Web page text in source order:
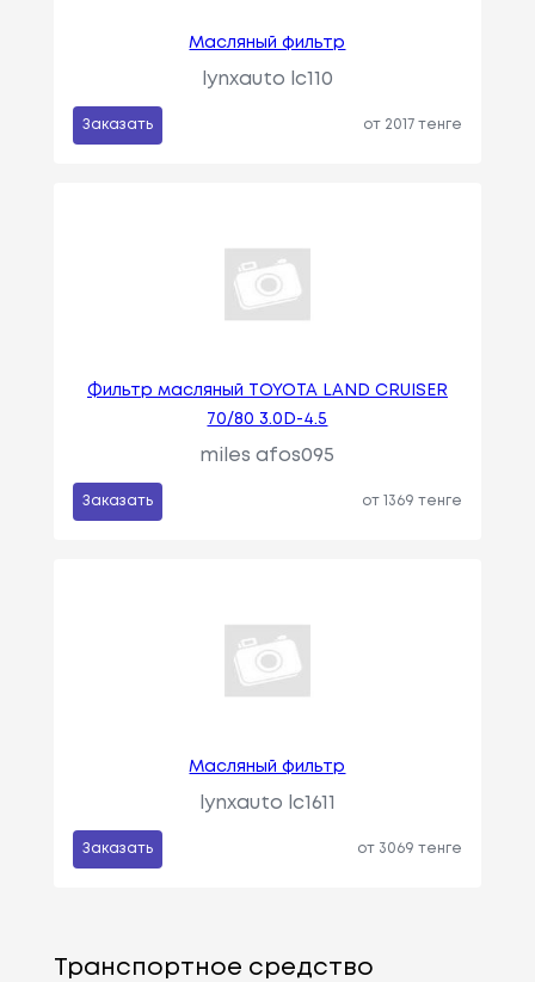
Масляный фильтр
lynxauto lc110
Заказать от 2017 тенге
Фильтр масляный TOYOTA LAND CRUISER
70/80 3.0D-4.5
miles afos095
Заказать от 1369 тенге
Масляный фильтр
lynxauto lc1611
Заказать от 3069 тенге
Транспортное средство